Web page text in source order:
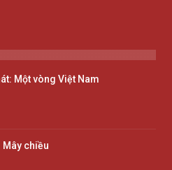
Một vòng Việt Nam
Mây chiều